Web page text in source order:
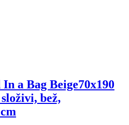
a Bag Beige70x190
bež,